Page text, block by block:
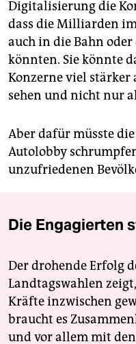
Digitalisierung die
dass die Milliarden
auch in die Bahn
könnten. Sie könnte
Konzerne viel
sehen und nicht nur
Aber dafür müsste
Autolobby
unzufriedenen
Die Engagierten
Der drohende Erfolg
Landtagswahlen
Kräfte inzwischen
braucht es
und vor allem mit